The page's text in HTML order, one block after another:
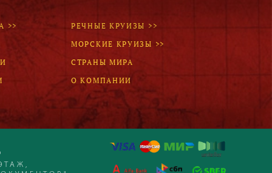
>>
РЕЧНЫЕ КРУИЗЫ >>
МОРСКИЕ КРУИЗЫ >>
СТРАНЫ МИРА
О КОМПАНИИ